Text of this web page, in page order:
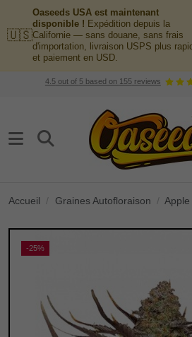
🇺🇸
Oaseeds USA est maintenant
disponible ! Expédition depuis la
Californie — sans douane, sans frais
d'importation, livraison USPS plus
et paiement en USD.
4.5out of 5based on 155reviews
Accueil Graines Autofloraison Apple
-25%